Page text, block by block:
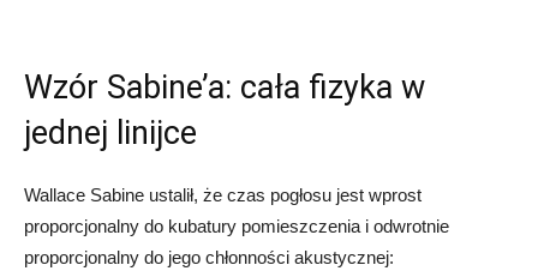
Wzór Sabine’a: cała fizyka w
jednej linijce
Wallace Sabine ustalił, że czas pogłosu jest wprost
proporcjonalny do kubatury pomieszczenia i odwrotnie
proporcjonalny do jego chłonności akustycznej: